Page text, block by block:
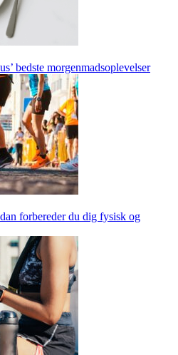
bedste morgenmadsoplevelser
forbereder du dig fysisk og